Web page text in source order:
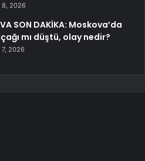
8, 2026
SON DAKİKA: Moskova’da
mı düştü, olay nedir?
2026